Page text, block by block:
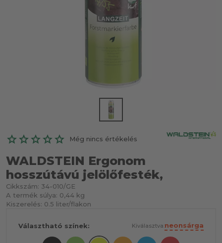
Még nincs értékelés
WALDSTEIN Ergonom
hosszútávú jelölőfesték,
Cikkszám: 34-010/GE
A termék súlya: 0,44 kg
Kiszerelés: 0.5 liter/flakon
Választható színek: Kiválasztva:neonsárga